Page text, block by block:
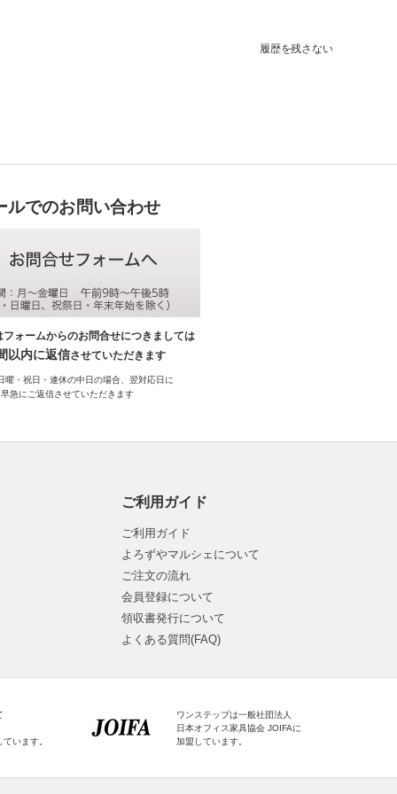
履歴を残さない
ルでのお問い合わせ
フォームからのお問合せにつきましては
以内に返信させていただきます
曜・祝日・連休の中日の場合、翌対応日に
早急にご返信させていただきます
ご利用ガイド
ご利用ガイド
よろずやマルシェについて
ご注文の流れ
会員登録について
領収書発行について
よくある質問(FAQ)
います。
ワンステップは一般社団法人
日本オフィス家具協会 JOIFAに
加盟しています。